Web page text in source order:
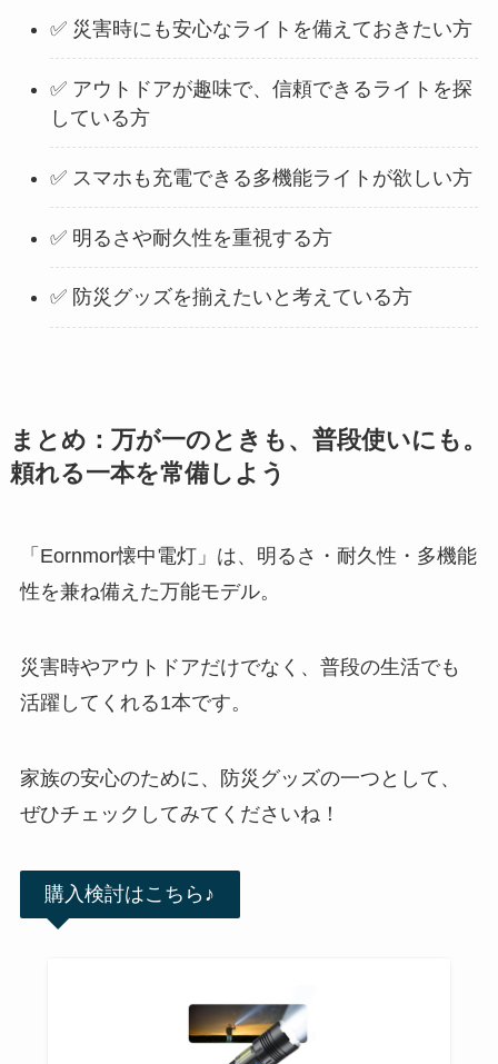
✅ 災害時にも安心なライトを備えておきたい方
✅ アウトドアが趣味で、信頼できるライトを探
している方
✅ スマホも充電できる多機能ライトが欲しい方
✅ 明るさや耐久性を重視する方
✅ 防災グッズを揃えたいと考えている方
まとめ：万が一のときも、普段使いにも。
頼れる一本を常備しよう
「Eornmor懐中電灯」は、明るさ・耐久性・多機能
性を兼ね備えた万能モデル。
災害時やアウトドアだけでなく、普段の生活でも
活躍してくれる1本です。
家族の安心のために、防災グッズの一つとして、
ぜひチェックしてみてくださいね！
購入検討はこちら♪